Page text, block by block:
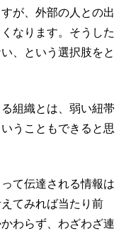
が、外部の人との出
なります。そうした
、という選択肢をと
組織とは、弱い紐帯
うこともできると思
て伝達される情報は
てみれば当たり前
わらず、わざわざ連